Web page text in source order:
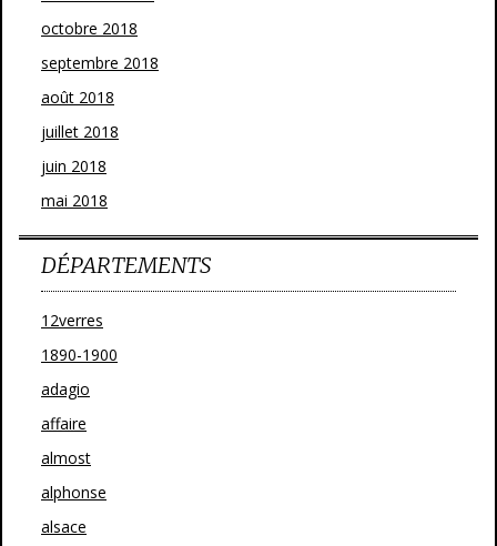
octobre 2018
septembre 2018
août 2018
juillet 2018
juin 2018
mai 2018
DÉPARTEMENTS
12verres
1890-1900
adagio
affaire
almost
alphonse
alsace